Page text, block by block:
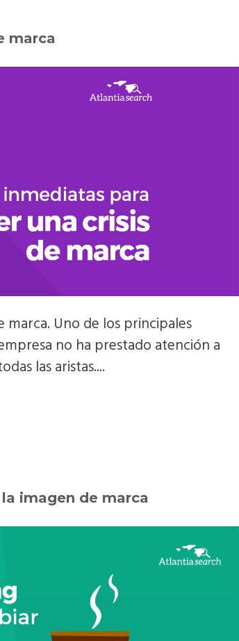
marca
marca. Uno de los principales
no ha prestado atención a
las aristas....
imagen de marca